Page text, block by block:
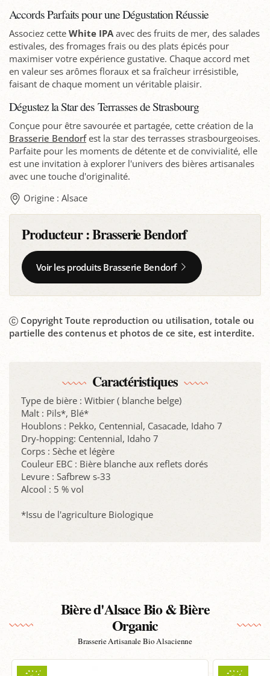
Accords Parfaits pour une Dégustation Réussie
Associez cette White IPA avec des fruits de mer, des salades
estivales, des fromages frais ou des plats épicés pour
maximiser votre expérience gustative. Chaque accord met
en valeur ses arômes floraux et sa fraîcheur irrésistible,
faisant de chaque moment un véritable plaisir.
Dégustez la Star des Terrasses de Strasbourg
Conçue pour être savourée et partagée, cette création de la
Brasserie Bendorfest la star des terrasses strasbourgeoises.
Parfaite pour les moments de détente et de convivialité, elle
est une invitation à explorer l'univers des bières artisanales
avec une touche d'originalité.
Origine : Alsace
Producteur :Brasserie Bendorf
Voir les produits Brasserie Bendorf
Copyright Toute reproduction ou utilisation, totale ou
partielle des contenus et photos de ce site, est interdite.
Caractéristiques
Type de bière : Witbier ( blanche belge)
Malt : Pils*, Blé*
Houblons : Pekko, Centennial, Casacade, Idaho 7
Dry-hopping: Centennial, Idaho 7
Corps : Sèche et légère
Couleur EBC : Bière blanche aux reflets dorés
Levure : Safbrew s-33
Alcool : 5 % vol
*Issu de l'agriculture Biologique
Bière d'Alsace Bio & Bière
Organic
Brasserie Artisanale Bio Alsacienne